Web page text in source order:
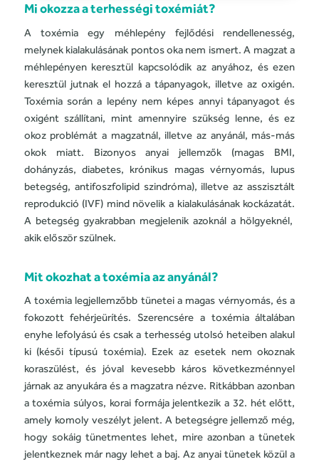
Miokozzaa terhességi toxémiát?
A toxémia egy méhlepény fejlődési rendellenesség,
melynek kialakulásának pontos oka nem ismert. A magzat a
méhlepényen keresztül kapcsolódik az anyához, és ezen
keresztül jutnak el hozzá a tápanyagok, illetve az oxigén.
Toxémia során a lepény nem képes annyi tápanyagot és
oxigént szállítani, mint amennyire szükség lenne, és ez
okoz problémát a magzatnál, illetve az anyánál, más-más
okok miatt. Bizonyos anyai jellemzők (magas BMI,
dohányzás, diabetes, krónikus magas vérnyomás, lupus
betegség, antifoszfolipid szindróma), illetve az asszisztált
reprodukció (IVF) mindnövelik a kialakulásának kockázatát.
A betegség gyakrabban megjelenik azoknál a hölgyeknél,
akik először szülnek.
Mit okozhat a toxémia az anyánál?
A toxémia legjellemzőbb tünetei a magas vérnyomás, és a
fokozott fehérjeürítés. Szerencsére a toxémia általában
enyhe lefolyású és csak a terhesség utolsó heteiben alakul
ki (késői típusú toxémia). Ezek az esetek nem okoznak
koraszülést, és jóval kevesebb káros következménnyel
járnak az anyukára és a magzatra nézve. Ritkábban azonban
a toxémia súlyos, korai formája jelentkezik a 32. hét előtt,
amely komoly veszélyt jelent. A betegségre jellemző még,
hogy sokáig tünetmentes lehet, mire azonban a tünetek
jelentkeznek már nagy lehet a baj. Az anyai tünetek közül a